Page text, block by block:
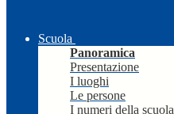
Scuola
Panoramica
Presentazione
I luoghi
Le persone
I numeri della scuola